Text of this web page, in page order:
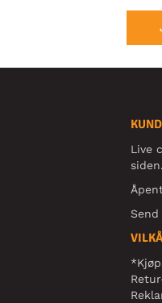
Live
siden.